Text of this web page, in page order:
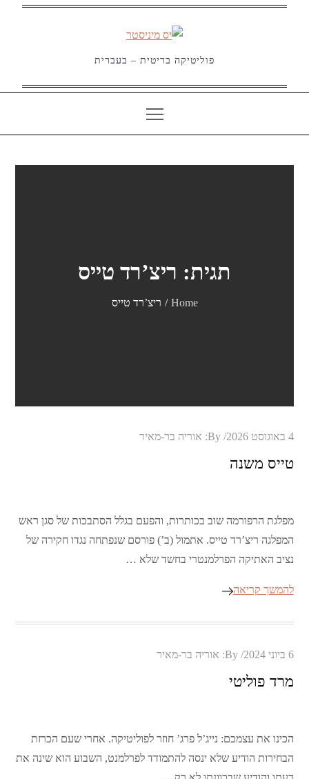
פוליטיקה בריטית – בעברית
תגית: ריצ’רד טייס
Home ריצ’רד טייס
Posted
4 באוגוסט 2026 By: אוריה בר-מאיר
טייס משנה
מפלגת הרפורמה שוב בכותרות, והפעם בגלל הסתבכות של סגן ראש
המפלגה ריצ’רד טייס. אתמול (ב’) פורסם שנפתחה נגדו חקירה של
נציב האתיקה הפרלמנטרי בחשד שלא …
להמשך קריאה
Posted
6 ביוני 2024 By: אוריה בר-מאיר
מרד פוליטי
הכינו את עצמכם: נייג’ל פרג’ חוזר לפוליטיקה. אחרי שעם הכרזת
הבחירות הודיע שלא ינסה להתמודד לפרלמנט, השבוע הוא שינה את